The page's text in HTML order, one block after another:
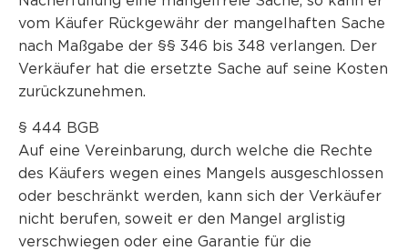
vom Käufer Rückgewähr der mangelhaften Sache
nach Maßgabe der §§ 346 bis 348 verlangen. Der
Verkäufer hat die ersetzte Sache auf seine Kosten
zurückzunehmen.
§ 444 BGB
Auf eine Vereinbarung, durch welche die Rechte
des Käufers wegen eines Mangels ausgeschlossen
oder beschränkt werden, kann sich der Verkäufer
nicht berufen, soweit er den Mangel arglistig
verschwiegen oder eine Garantie für die